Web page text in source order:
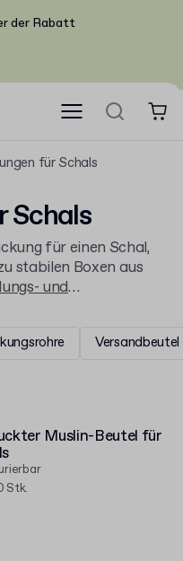
der Rabatt
für Schals
Schals
für einen Schal,
stabilen Boxen aus
und
stilvoll präsentieren.
gestalten.Versandbeutel
Muslin-Beutel für
Stk.